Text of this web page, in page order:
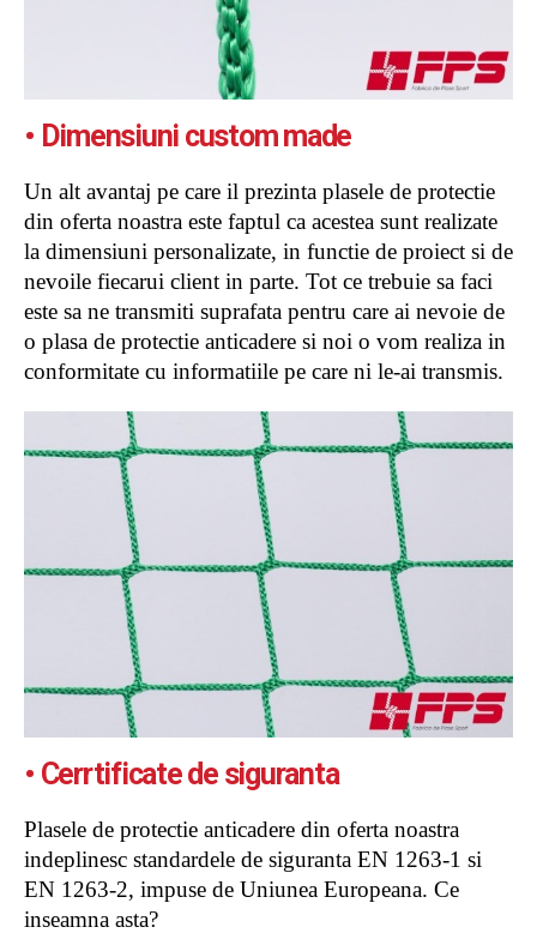
• Dimensiuni custom made
Un alt avantaj pe care il prezinta plasele de protectie
din oferta noastra este faptul ca acestea sunt realizate
la dimensiuni personalizate, in functie de proiect si de
nevoile fiecarui client in parte. Tot ce trebuie sa faci
este sa ne transmiti suprafata pentru care ai nevoie de
o plasa de protectie anticadere si noi o vom realiza in
conformitate cu informatiile pe care ni le-ai transmis.
• Cerrtificate de siguranta
Plasele de protectie anticadere din oferta noastra
indeplinesc standardele de siguranta EN 1263-1 si
EN 1263-2, impuse de Uniunea Europeana. Ce
inseamna asta?